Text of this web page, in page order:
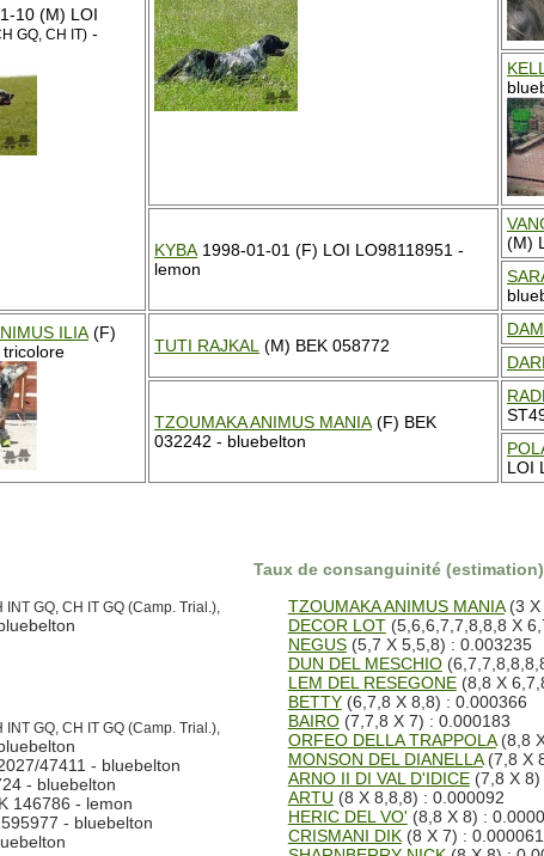
10 (M) LOI
GQ, CH IT) -
KYBA 1998-01-01 (F) LOI LO98118951 -
lemon
(M)
ILIA (F)
tricolore
TUTI RAJKAL (M) BEK 058772
TZOUMAKA ANIMUS MANIA (F) BEK
032242 - bluebelton
LOI
INT GQ, CH IT GQ (Camp. Trial.),
INT GQ, CH IT GQ (Camp. Trial.),
47411 - bluebelton
- bluebelton
146786 - lemon
- bluebelton
Taux de consanguinité
TZOUMAKA ANIMUS MANIA(3 X
DECOR LOT(5,6,6,7,7,8,8,8 X
NEGUS(5,7 X 5,5,8) : 0.003235
DUN DEL MESCHIO
LEM DEL RESEGONE(8,8 X
BETTY(6,7,8 X 8,8) : 0.000366
BAIRO(7,7,8 X 7) : 0.000183
ORFEO DELLA TRAPPOLA(8,8
MONSON DEL DIANELLA(7,8 X
ARNO II DI VAL D'IDICE(7,8 X 8)
ARTU (8 X 8,8,8) : 0.000092
HERIC DEL VO' (8,8 X 8) :
CRISMANI DIK(8 X 7) : 0.000061